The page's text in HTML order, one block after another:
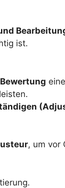
ist.
, um vor